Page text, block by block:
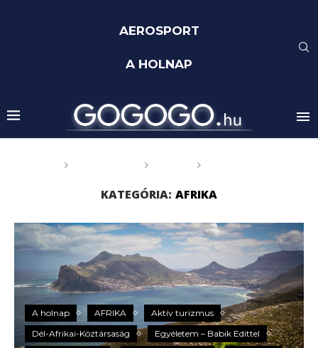
AEROSPORT
A HOLNAP
KATEGÓRIA: AFRIKA
A holnap AFRIKA
Aktív turizmus
Dél-Afrikai-Köztársaság
Egyéletem – Babik Edittel